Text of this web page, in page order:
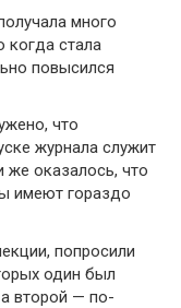
много
стала
повысился
что
журнала служит
же оказалось, что
имеют гораздо
попросили
один был
второй — по-